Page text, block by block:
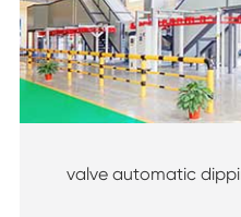
valve automatic